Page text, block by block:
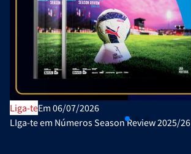
Liga-teEm 06/07/2026
LIga-te em Números Season Review 2025/26